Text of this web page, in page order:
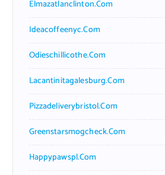
Elmazatlanclinton.com
Ideacoffeenyc.com
Odieschillicothe.com
Lacantinitagalesburg.com
Pizzadeliverybristol.com
Greenstarsmogcheck.com
Happypawspl.com